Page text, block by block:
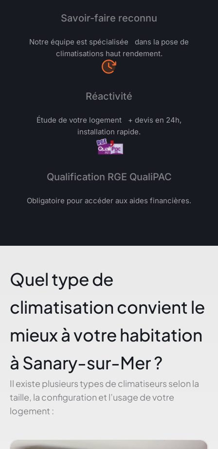
Savoir-faire reconnu
Notre équipe est spécialisée dans la pose de
climatisations haut rendement.
Réactivité
Étude de votre logement + devis en 24h,
installation rapide.
Qualification RGE QualiPAC
Obligatoire pour accéder aux aides financières.
Quel type de
climatisation convient le
mieux à votre habitation
à Sanary-sur-Mer ?
Il existe plusieurs types de climatiseurs selon la
taille, la configuration et l’usage de votre
logement :